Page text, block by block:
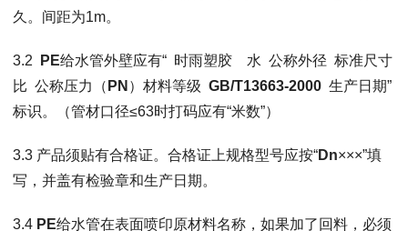
久。间距为1m。
3.2 PE给水管外壁应有“ 时雨塑胶 水 公称外径 标准尺寸
比 公称压力（ PN ）材料等级 GB/T13663-2000生产日期”
标识。（管材口径≤63时打码应有“米数”）
3.3 产品须贴有合格证。合格证上规格型号应按“Dn×××”填
写，并盖有检验章和生产日期。
3.4 PE给水管在表面喷印原材料名称，如果加了回料，必须